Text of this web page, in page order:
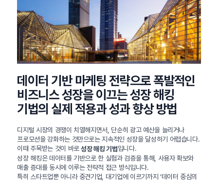
CONTACT
정부지원사업
데이터 기반 마케팅 전략으로 폭발적인
비즈니스 성장을 이끄는 성장 해킹
기법의 실제 적용과 성과 향상 방법
디지털 시장의 경쟁이 치열해지면서, 단순히 광고 예산을 늘리거나
프로모션을 강화하는 것만으로는 지속적인 성장을 달성하기 어렵습니다.
이때 주목받는 것이 바로성장 해킹 기법입니다.
성장 해킹은 데이터를 기반으로 한 실험과 검증을 통해, 사용자 확보와
매출 증대를 동시에 이루는 전략적 접근 방식입니다.
특히 스타트업뿐 아니라 중견기업, 대기업에 이르기까지 ‘데이터 중심의